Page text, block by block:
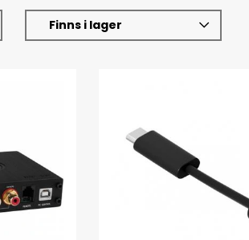
Finns i lager